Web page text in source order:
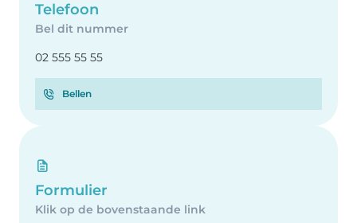
Telefoon
Bel dit nummer
02 555 55 55
Bellen
Formulier
Klik op de bovenstaande link